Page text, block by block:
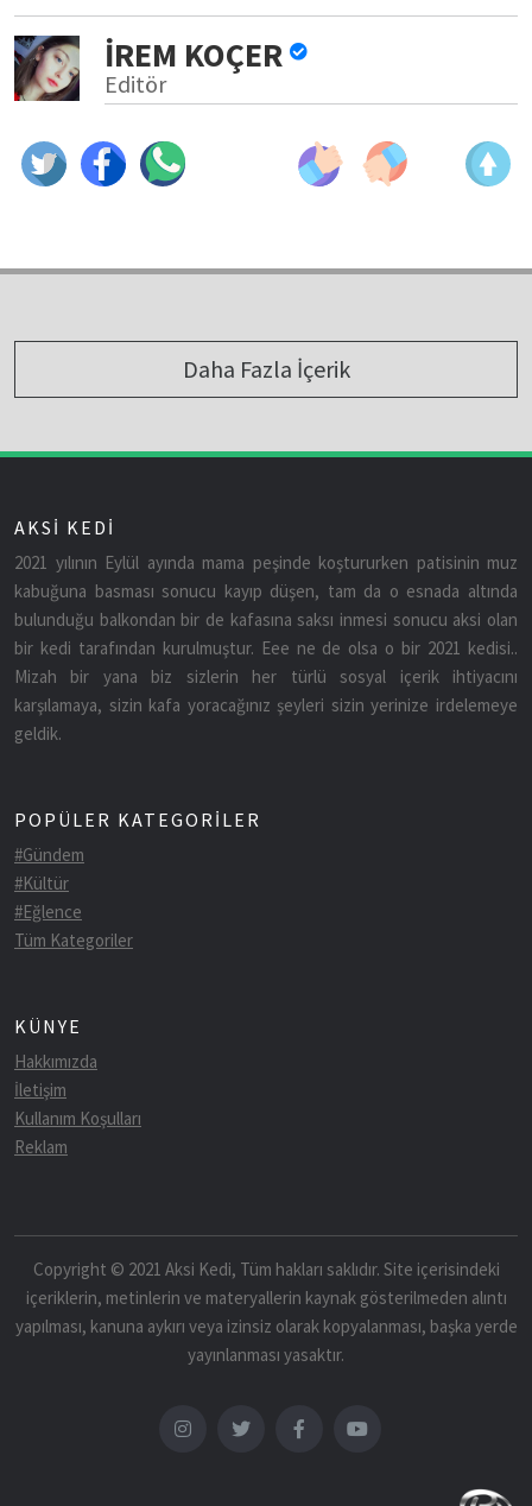
İREM KOÇER
Editör
Daha Fazla İçerik
AKSİ KEDİ
2021 yılının Eylül ayında mama peşinde koştururken patisinin muz
kabuğuna basması sonucu kayıp düşen, tam da o esnada altında
bulunduğu balkondan bir de kafasına saksı inmesi sonucu aksi olan
bir kedi tarafından kurulmuştur. Eee ne de olsa o bir 2021 kedisi..
Mizah bir yana biz sizlerin her türlü sosyal içerik ihtiyacını
karşılamaya, sizin kafa yoracağınız şeyleri sizin yerinize irdelemeye
geldik.
POPÜLER KATEGORİLER
#Gündem
#Kültür
#Eğlence
Tüm Kategoriler
KÜNYE
Hakkımızda
İletişim
Kullanım Koşulları
Reklam
Copyright © 2021 Aksi Kedi, Tüm hakları saklıdır. Site içerisindeki
içeriklerin, metinlerin ve materyallerin kaynak gösterilmeden alıntı
yapılması, kanuna aykırı veya izinsiz olarak kopyalanması, başka yerde
yayınlanması yasaktır.